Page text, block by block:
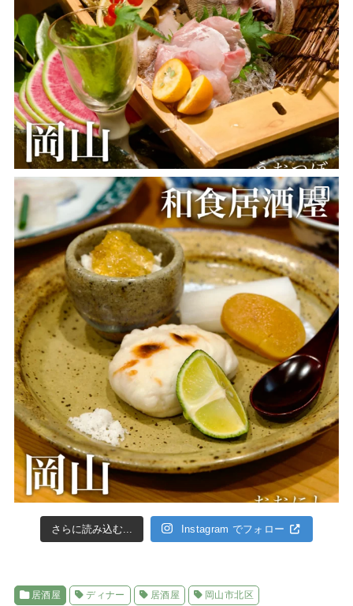
さらに読み込む... Instagram でフォロー
居酒屋 ディナー 居酒屋 岡山市北区